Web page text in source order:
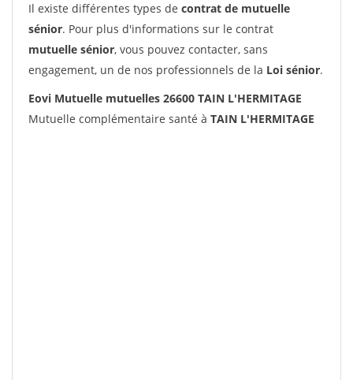
Il existe différentes types de contrat de mutuelle
sénior. Pour plus d'informations sur le contrat
mutuelle sénior, vous pouvez contacter, sans
engagement, un de nos professionnels de la Loi sénior.
Eovi Mutuelle mutuelles 26600 TAIN L'HERMITAGE
Mutuelle complémentaire santé à TAIN L'HERMITAGE